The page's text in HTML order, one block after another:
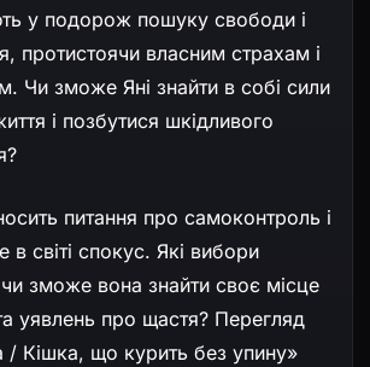
у подорож пошуку свободи і
протистоячи власним страхам і
Чи зможе Яні знайти в собі сили
і позбутися шкідливого
питання про самоконтроль і
в світі спокус. Які вибори
чи зможе вона знайти своє місце
уявлень про щастя? Перегляд
/ Кішка, що курить без упину»